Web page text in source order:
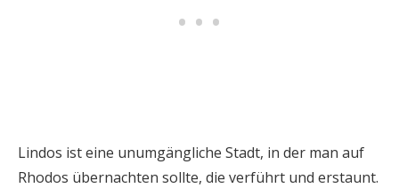
Lindos ist eine unumgängliche Stadt, in der man auf
Rhodos übernachten sollte, die verführt und erstaunt.